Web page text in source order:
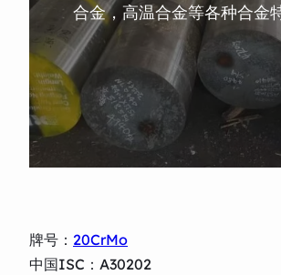
合金，高温合金等各种合金
牌号： 20CrMo
中国ISC：A30202